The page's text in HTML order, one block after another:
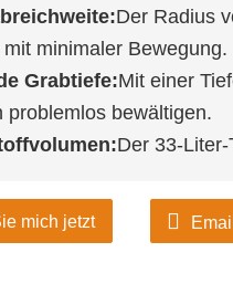
Der Radius
minimaler Bewegung.
Grabtiefe:Mit einer
problemlos bewältigen.
Der 33-
mich jetzt Email